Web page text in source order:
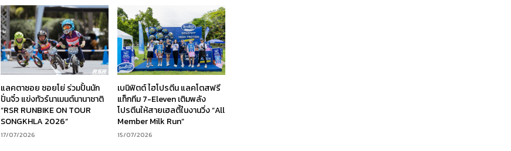
แลคตาซอย ซอยโย่ ร่วมปั้นนัก
ปั่นจิ๋ว แข่งทัวร์นาเมนต์นานาชาติ
“RSR RUNBIKE ON TOUR
SONGKHLA 2026”
17/07/2026
เบนิฟิตต์ ไฮโปรตีน แลคโตสฟรี
แท็กทีม 7-Eleven เติมพลัง
โปรตีนให้สายเฮลตี้ในงานวิ่ง “All
Member Milk Run”
15/07/2026